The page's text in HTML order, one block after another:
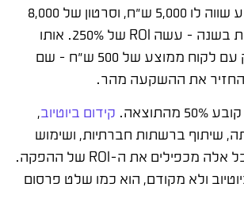
עסק שלקוח ממוצע שווה לו 5,000 ש"ח, וסרטון של 8,000
ש"ח מביא 5 לקוחות בשנה – עשה ROI של 250%. אותו
חישוב עובד לעסק עם לקוח ממוצע של 500 ש"ח – שם
את ההשקעה מהר.
קידום ביוטיוב,
שיתוף ברשתות חברתיות, ושימוש
במצגות מכירה – כל אלה מכפילים את ה-ROI של ההפקה.
ולא מקודם, הוא כמו שלט פרסום